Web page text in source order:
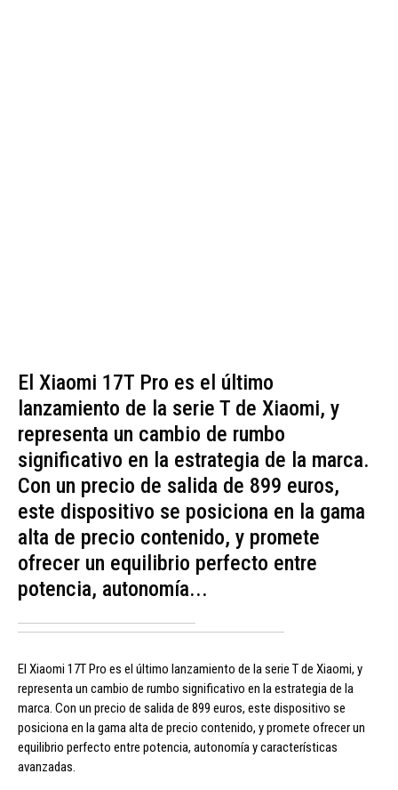
El Xiaomi 17T Pro es el último
lanzamiento de la serie T de Xiaomi, y
representa un cambio de rumbo
significativo en la estrategia de la marca.
Con un precio de salida de 899 euros,
este dispositivo se posiciona en la gama
alta de precio contenido, y promete
ofrecer un equilibrio perfecto entre
potencia, autonomía...
El Xiaomi 17T Pro es el último lanzamiento de la serie T de Xiaomi, y
representa un cambio de rumbo significativo en la estrategia de la
marca. Con un precio de salida de 899 euros, este dispositivo se
posiciona en la gama alta de precio contenido, y promete ofrecer un
equilibrio perfecto entre potencia, autonomía y características
avanzadas.